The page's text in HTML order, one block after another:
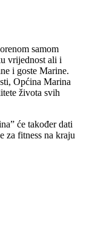
samom
vrijednost ali i
i goste Marine.
Općina Marina
života svih
će također dati
za fitness na kraju